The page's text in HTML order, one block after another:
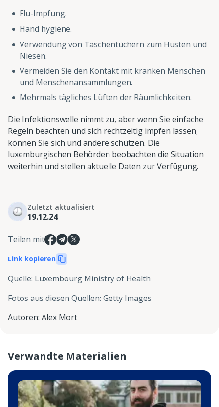
Flu-Impfung.
Hand hygiene.
Verwendung von Taschentüchern zum Husten und
Niesen.
Vermeiden Sie den Kontakt mit kranken Menschen
und Menschenansammlungen.
Mehrmals tägliches Lüften der Räumlichkeiten.
Die Infektionswelle nimmt zu, aber wenn Sie einfache
Regeln beachten und sich rechtzeitig impfen lassen,
können Sie sich und andere schützen. Die
luxemburgischen Behörden beobachten die Situation
weiterhin und stellen aktuelle Daten zur Verfügung.
Zuletzt aktualisiert
19.12.24
Teilen mit
Link kopieren
Quelle: Luxembourg Ministry of Health
Fotos aus diesen Quellen: Getty Images
Autoren: Alex Mort
Verwandte Materialien